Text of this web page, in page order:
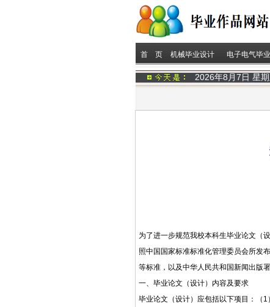
首 页 机械毕业设计 电子电气毕
2026年8月7日 星
为了进一步规范我校本科生毕业论文（
照中国国家标准标准化管理委员会所发
等标准，以及中华人民共和国新闻出版
一、毕业论文（设计）内容及要求
毕业论文（设计）应包括以下项目：（ 1